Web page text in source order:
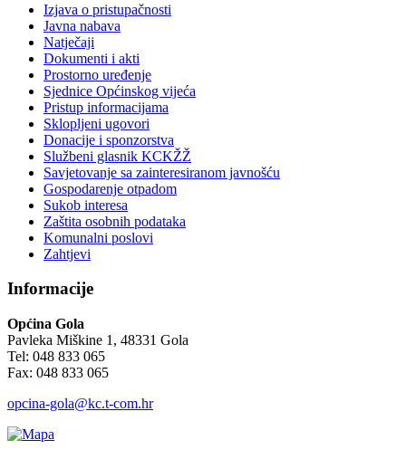
Izjava o pristupačnosti
Javna nabava
Natječaji
Dokumenti i akti
Prostorno uređenje
Sjednice Općinskog vijeća
Pristup informacijama
Sklopljeni ugovori
Donacije i sponzorstva
Službeni glasnik KCKŽŽ
Savjetovanje sa zainteresiranom javnošću
Gospodarenje otpadom
Sukob interesa
Zaštita osobnih podataka
Komunalni poslovi
Zahtjevi
Informacije
Općina Gola
Pavleka Miškine 1, 48331 Gola
Tel: 048 833 065
Fax: 048 833 065
opcina-gola@kc.t-com.hr